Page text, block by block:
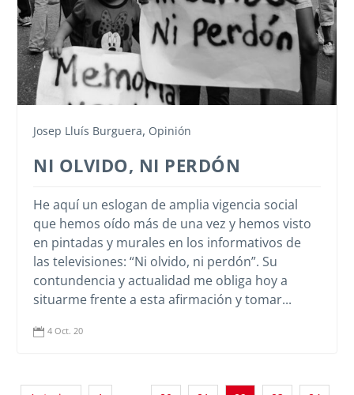
Josep Lluís Burguera, Opinión
NI OLVIDO, NI PERDÓN
He aquí un eslogan de amplia vigencia social
que hemos oído más de una vez y hemos visto
en pintadas y murales en los informativos de
las televisiones: “Ni olvido, ni perdón”. Su
contundencia y actualidad me obliga hoy a
situarme frente a esta afirmación y tomar...
 4 Oct. 20